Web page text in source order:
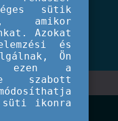
találkozó immáron
a Széchenyi
sütik
amikor
Azokat
és
Ön
ezen a
szabott
süti ikonra